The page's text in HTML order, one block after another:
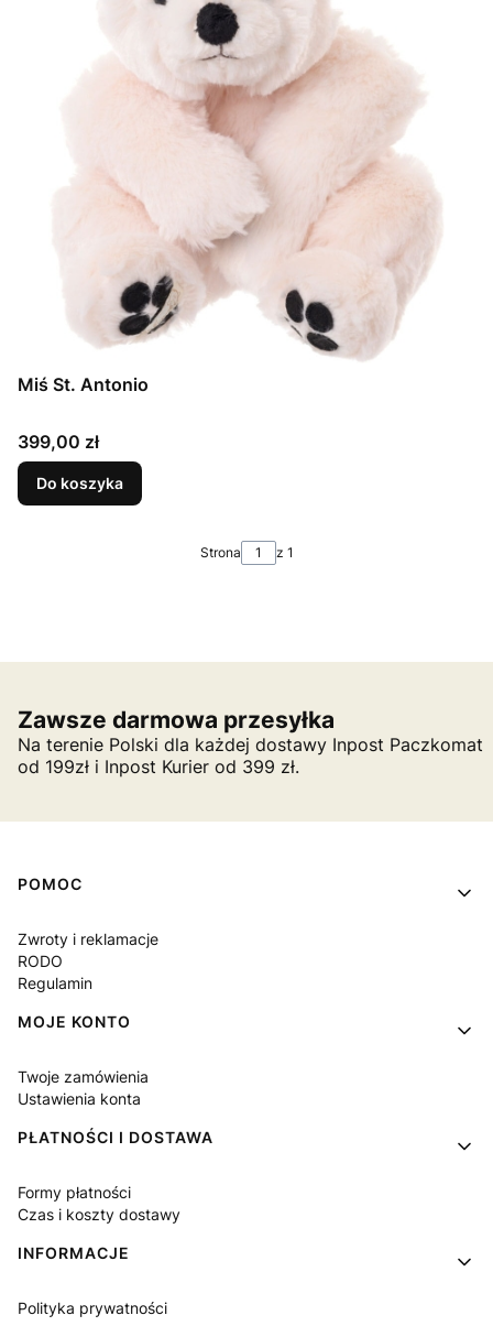
Miś St. Antonio
Cena
399,00 zł
Do koszyka
Strona z 1
Zawsze darmowa przesyłka
Na terenie Polski dla każdej dostawy Inpost Paczkomat
od 199zł i Inpost Kurier od 399 zł.
Linki w stopce
POMOC
Zwroty i reklamacje
RODO
Regulamin
MOJE KONTO
Twoje zamówienia
Ustawienia konta
PŁATNOŚCI I DOSTAWA
Formy płatności
Czas i koszty dostawy
INFORMACJE
Polityka prywatności